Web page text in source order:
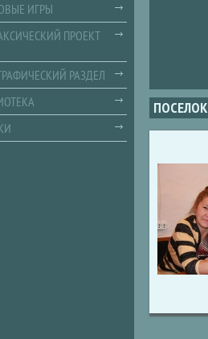
ИГРЫ
ПРОЕКТ
РАЗДЕЛ